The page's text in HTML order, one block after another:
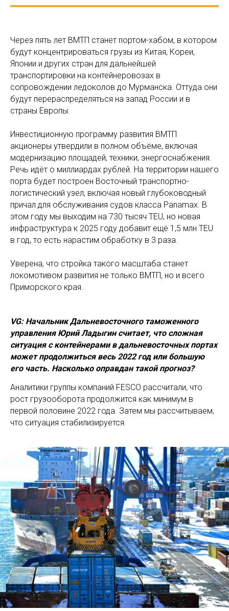
Через пять лет ВМТП станет портом-хабом, в котором
будут концентрироваться грузы из Китая, Кореи,
Японии и других стран для дальнейшей
транспортировки на контейнеровозах в
сопровождении ледоколов до Мурманска. Оттуда они
будут перераспределяться на запад России и в
страны Европы.
Инвестиционную программу развития ВМТП
акционеры утвердили в полном объёме, включая
модернизацию площадей, техники, энергоснабжения.
Речь идёт о миллиардах рублей. На территории нашего
порта будет построен Восточный транспортно-
логистический узел, включая новый глубоководный
причал для обслуживания судов класса Panamax. В
этом году мы выходим на 730 тысяч TEU, но новая
инфраструктура к 2025 году добавит ещё 1,5 млн TEU
в год, то есть нарастим обработку в 3 раза.
Уверена, что стройка такого масштаба станет
локомотивом развития не только ВМТП, но и всего
Приморского края.
VG: Начальник Дальневосточного таможенного
управления Юрий Ладыгин считает, что сложная
ситуация с контейнерами в дальневосточных портах
может продолжиться весь 2022 год или большую
его часть. Насколько оправдан такой прогноз?
Аналитики группы компаний FESCO рассчитали, что
рост грузооборота продолжится как минимум в
первой половине 2022 года. Затем мы рассчитываем,
что ситуация стабилизируется.